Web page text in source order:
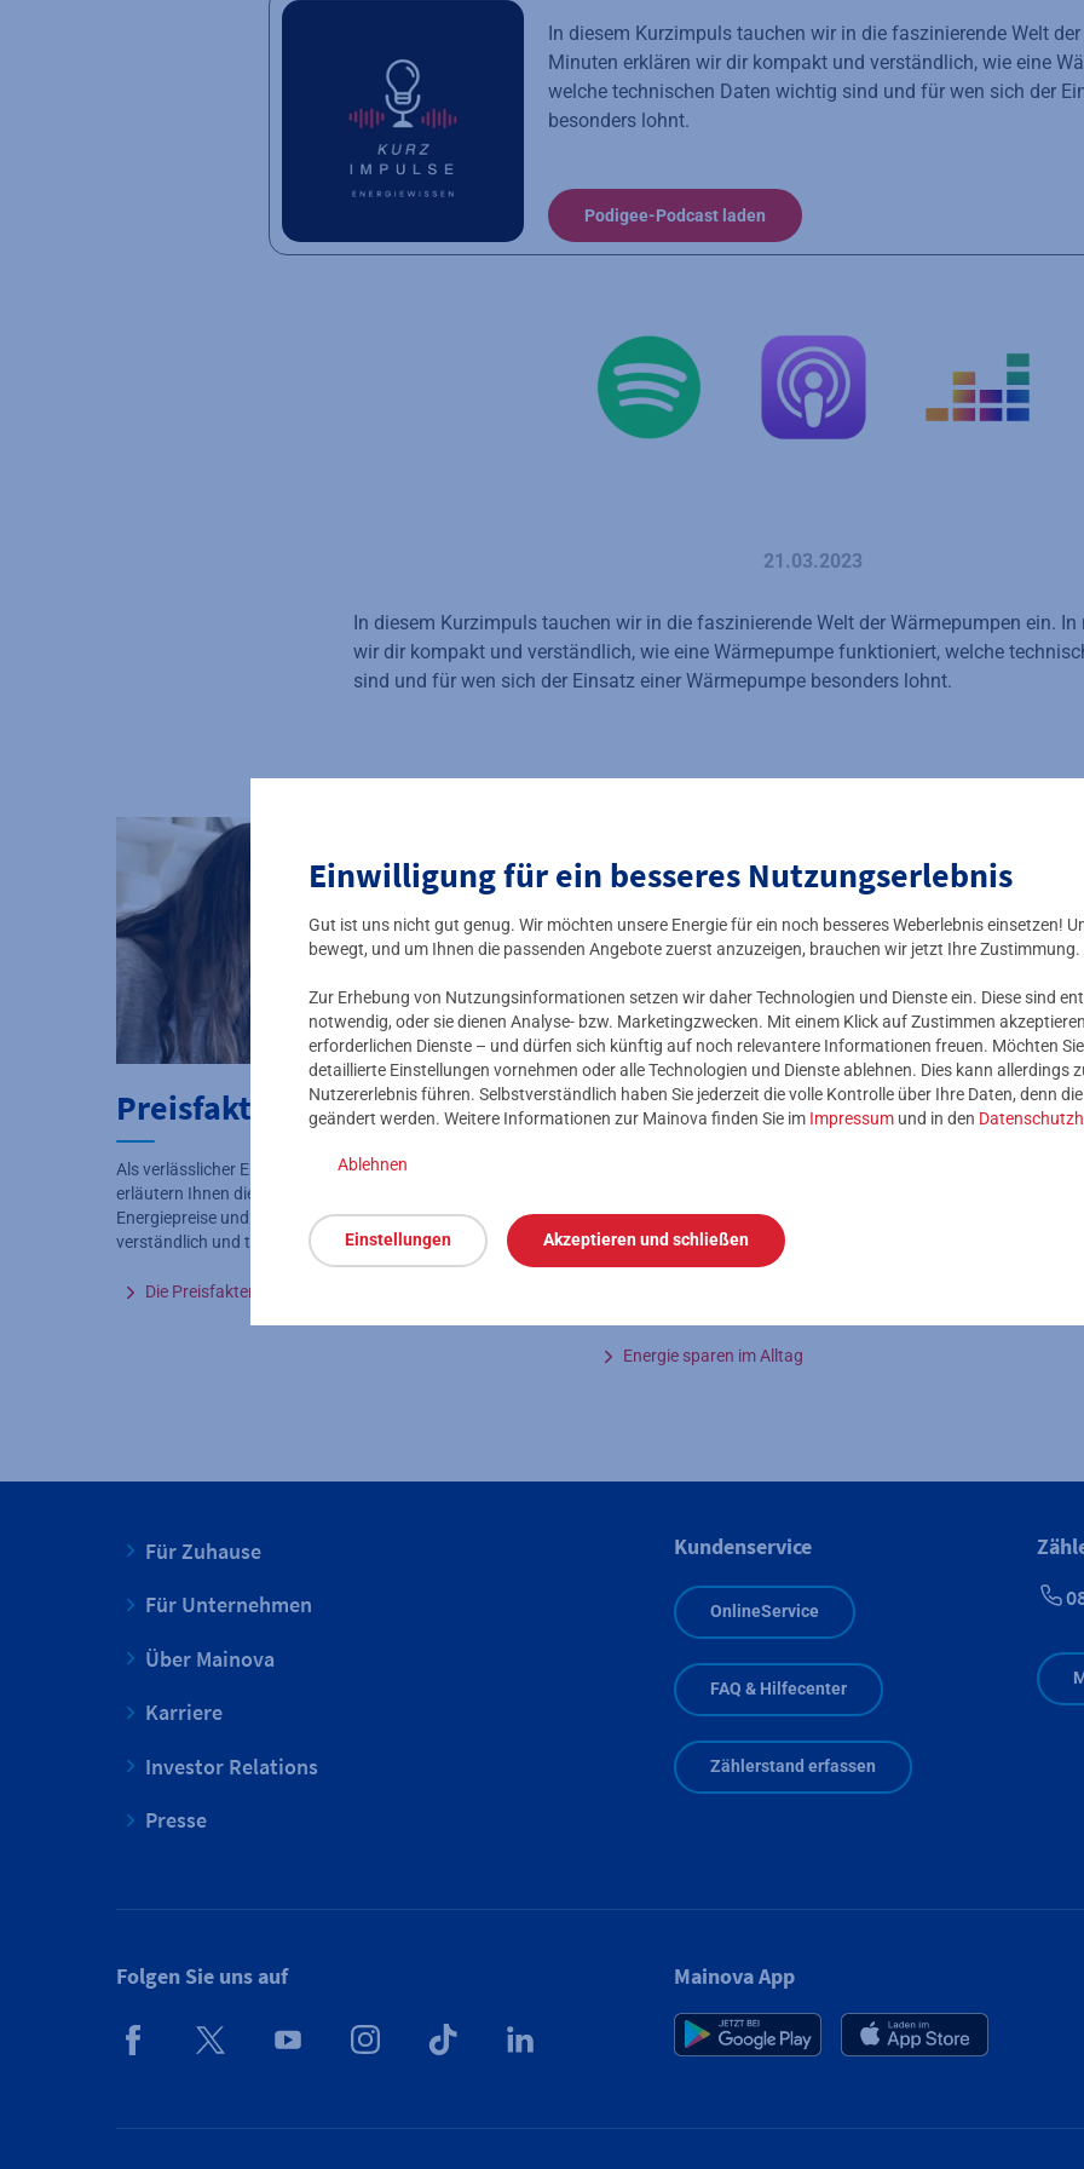
Einwilligung für ein besseres Nutzungserlebnis
Gut ist uns nicht gut genug. Wir möchten unsere Energie für ein noch besseres Weberlebnis einsetzen!
bewegt, und um Ihnen die passenden Angebote zuerst anzuzeigen, brauchen wir jetzt Ihre Zustimmung.
Zur Erhebung von Nutzungsinformationen setzen wir daher Technologien und Dienste ein. Diese sind
notwendig, oder sie dienen Analyse- bzw. Marketingzwecken. Mit einem Klick auf Zustimmen
erforderlichen Dienste – und dürfen sich künftig auf noch relevantere Informationen freuen. Möchten
detaillierte Einstellungen vornehmen oder alle Technologien und Dienste ablehnen. Dies kann allerdings
Nutzererlebnis führen. Selbstverständlich haben Sie jederzeit die volle Kontrolle über Ihre Daten, denn
geändert werden. Weitere Informationen zur Mainova finden Sie im Impressum und in den
Ablehnen
Einstellungen Akzeptieren und schließen
In diesem Kurzimpuls tauchen wir in die faszinierende Welt
Minuten erklären wir dir kompakt und verständlich, wie eine
welche technischen Daten wichtig sind und für wen sich der
besonders lohnt.
Podigee-Podcast laden
21.03.2023
In diesem Kurzimpuls tauchen wir in die faszinierende Welt der Wärmepumpen ein.
wir dir kompakt und verständlich, wie eine Wärmepumpe funktioniert, welche
sind und für wen sich der Einsatz einer Wärmepumpe besonders lohnt.
Preisfakten
Als verlässlicher Energiepartner an Ihrer Seite: Wir
erläutern Ihnen die Zusammensetzung der
Energiepreise und die Preisbestandteile – leicht
verständlich und transparent.
Die Preisfakten im Detail
Energie sparen kann so
Energiespartipps fürs Kochen, Waschen, Heizen &
Co! Kleine Kniffe, die im Alltag ganz einfach
Energie sparen im Alltag
Für Zuhause
Für Unternehmen
Über Mainova
Karriere
Investor Relations
Presse
Kundenservice
OnlineService
FAQ & Hilfecenter
Zählerstand erfassen
Folgen Sie uns auf Mainova App